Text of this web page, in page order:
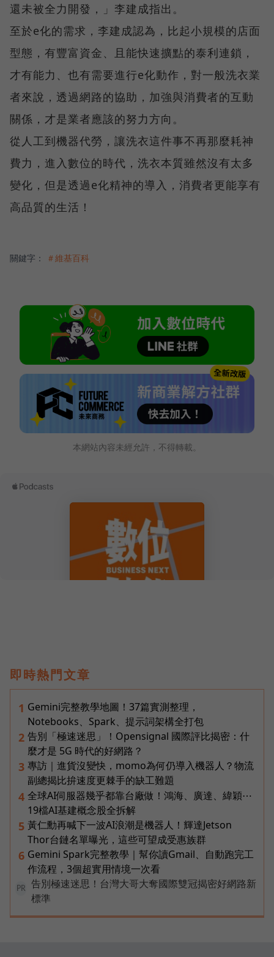
還未被全力開發，」李建成指出。
至於e化的需求，李建成認為，比起小規模的店面
型態，有豐富資金、且能快速擴點的泰利連鎖，
才有能力、也有需要進行e化動作，對一般洗衣業
者來說，透過網路的協助，加強與消費者的互動
關係，才是業者應該的努力方向。
從人工到機器代勞，讓洗衣這件事不再那麼耗神
費力，進入數位的時代，洗衣本質雖然沒有太多
變化，但是透過e化精神的導入，消費者更能享有
高品質的生活！
關鍵字： ＃維基百科
本網站內容未經允許，不得轉載。
即時熱門文章
1 Gemini完整教學地圖！37篇實測整理，
Notebooks、Spark、提示詞架構全打包
2 告別「極速迷思」！Opensignal 國際評比揭密：什
麼才是 5G 時代的好網路？
3 專訪｜進貨沒變快，momo為何仍導入機器人？物流
副總揭比拚速度更棘手的缺工難題
4 全球AI伺服器幾乎都靠台廠做！鴻海、廣達、緯穎⋯
19檔AI基建概念股全拆解
5 黃仁勳再喊下一波AI浪潮是機器人！輝達Jetson
Thor台鏈名單曝光，這些可望成受惠族群
6 Gemini Spark完整教學｜幫你讀Gmail、自動跑完工
作流程，3個超實用情境一次看
PR
告別極速迷思！台灣大哥大奪國際雙冠揭密好網路新
標準